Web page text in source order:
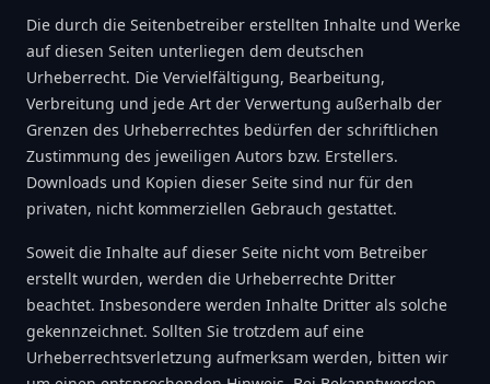
Die durch die Seitenbetreiber erstellten Inhalte und Werke
auf diesen Seiten unterliegen dem deutschen
Urheberrecht. Die Vervielfältigung, Bearbeitung,
Verbreitung und jede Art der Verwertung außerhalb der
Grenzen des Urheberrechtes bedürfen der schriftlichen
Zustimmung des jeweiligen Autors bzw. Erstellers.
Downloads und Kopien dieser Seite sind nur für den
privaten, nicht kommerziellen Gebrauch gestattet.
Soweit die Inhalte auf dieser Seite nicht vom Betreiber
erstellt wurden, werden die Urheberrechte Dritter
beachtet. Insbesondere werden Inhalte Dritter als solche
gekennzeichnet. Sollten Sie trotzdem auf eine
Urheberrechtsverletzung aufmerksam werden, bitten wir